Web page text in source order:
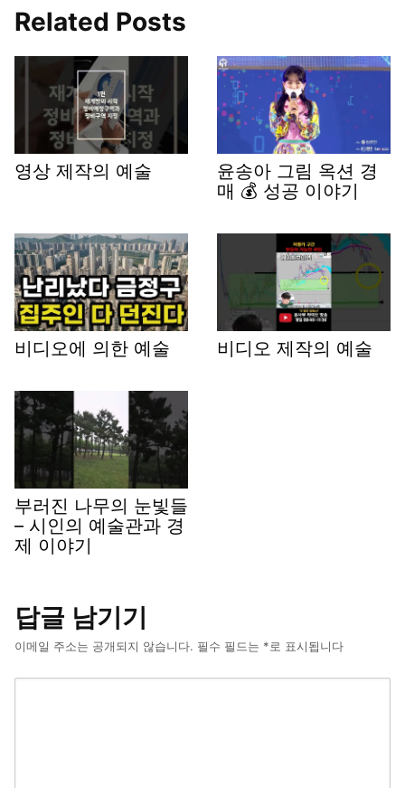
Related Posts
영상 제작의 예술
윤송아 그림 옥션 경
매 💰 성공 이야기
비디오에 의한 예술 비디오 제작의 예술
부러진 나무의 눈빛들
– 시인의 예술관과 경
제 이야기
답글 남기기
이메일 주소는 공개되지 않습니다. 필수 필드는 *로 표시됩니다